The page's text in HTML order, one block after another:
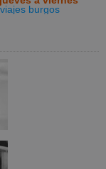
burgos